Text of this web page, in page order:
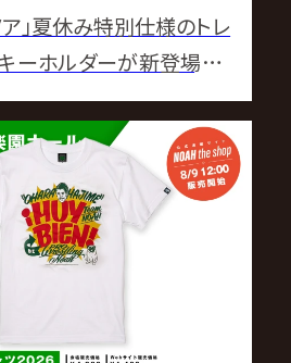
ア」夏休み特別仕様のトレ
ーホルダーが新登場！さ
きコンプリートセットも